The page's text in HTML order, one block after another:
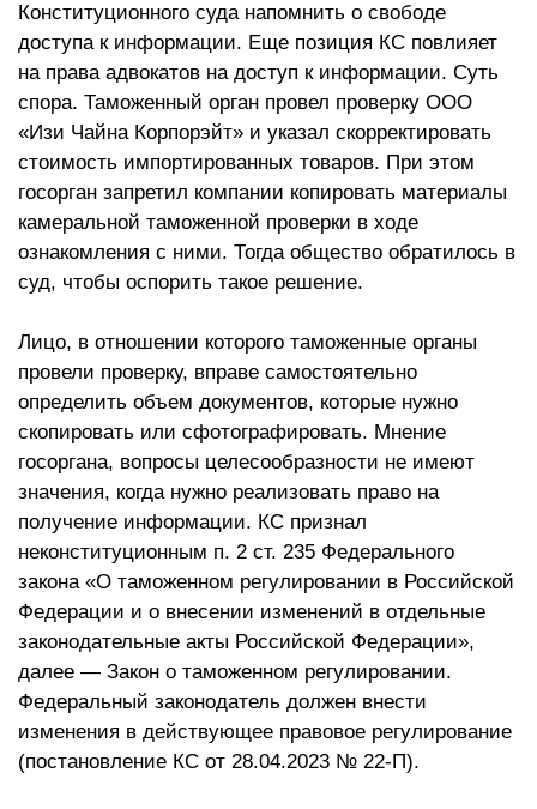
Конституционного суда напомнить о свободе
доступа к информации. Еще позиция КС повлияет
на права адвокатов на доступ к информации. Суть
спора. Таможенный орган провел проверку ООО
«Изи Чайна Корпорэйт» и указал скорректировать
стоимость импортированных товаров. При этом
госорган запретил компании копировать материалы
камеральной таможенной проверки в ходе
ознакомления с ними. Тогда общество обратилось в
суд, чтобы оспорить такое решение.
Лицо, в отношении которого таможенные органы
провели проверку, вправе самостоятельно
определить объем документов, которые нужно
скопировать или сфотографировать. Мнение
госоргана, вопросы целесообразности не имеют
значения, когда нужно реализовать право на
получение информации. КС признал
неконституционным п. 2 ст. 235 Федерального
закона «О таможенном регулировании в Российской
Федерации и о внесении изменений в отдельные
законодательные акты Российской Федерации»,
далее — Закон о таможенном регулировании.
Федеральный законодатель должен внести
изменения в действующее правовое регулирование
(постановление КС от 28.04.2023 № 22-П).